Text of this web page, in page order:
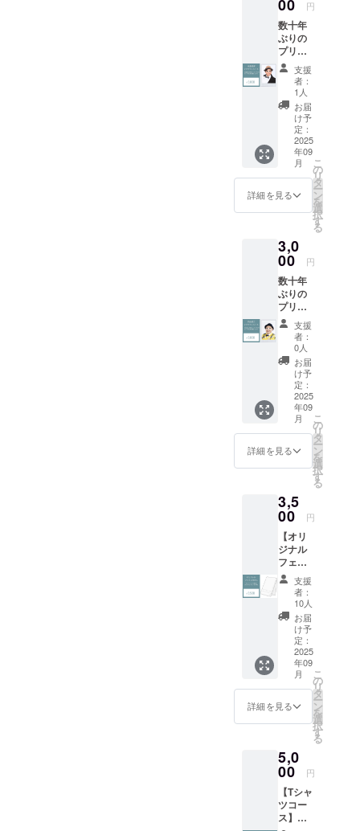
〒
812-
0043 福
岡県福
岡市博
多区堅
粕１丁
目３０
−１ ・
交通費
や滞在
費は各
自でご
負担く
ださ
はメー
ルでご
連絡し
ます。
座席は
ご購入
順に前
方から
のご案
内とな
りま
す。 友
人やご
家族で
隣同士
などの
ご指定
にご記
入くだ
さい。
きま
す！(呼
んでほ
しいお
名前や
希望あ
れば内
容等備
考欄に
記入し
てくだ
さい) 支
援者の
方には
メール
だきま
す。
00 円
数十年
ぶりの
プリク
ラ(永島
1人) 永
島知洋
が撮っ
たプリ
クラを1
シート
丸々お
渡しし
ます。
※プリク
ラの機
種や写
容はラ
ンダム
になり
ます。
支援
者：
1人
お届
け予
定：
2025
年09
月
詳細を見る
こ
の
リ
タ
ー
ン
を
選
択
す
る
3,0
00 円
数十年
ぶりの
プリク
ラ(内山
1人) 内
山信二
が撮っ
たプリ
クラを1
シート
丸々お
渡しし
ます。
※プリク
ラの機
種や写
容はラ
ンダム
になり
ます。
支援
者：
0人
お届
け予
定：
2025
年09
月
詳細を見る
こ
の
リ
タ
ー
ン
を
選
択
す
る
3,5
00 円
【オリ
ジナル
フェイ
スタオ
ル】
ディ
ナー
ショー
限定の
オリジ
ナル
フェイ
スタオ
ルで
す。 こ
れを
一緒に
ボート
レース
の予想
をしま
しょ
支援
者：
10人
お届
け予
定：
2025
年09
月
詳細を見る
こ
の
リ
タ
ー
ン
を
選
択
す
る
5,0
00 円
【Tシャ
ツコー
ス】